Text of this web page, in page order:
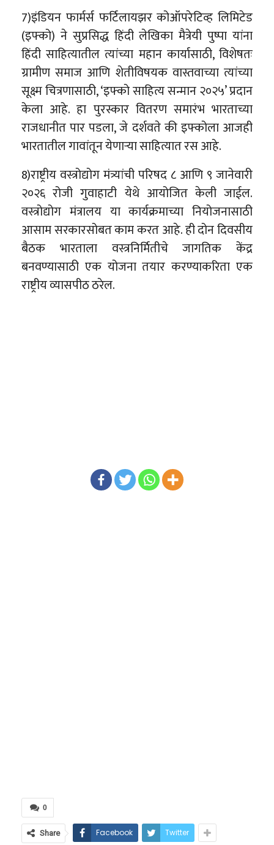
7)इंडियन फार्मर्स फर्टिलायझर कोऑपरेटिव्ह लिमिटेड
(इफ्को) ने सुप्रसिद्ध हिंदी लेखिका मैत्रेयी पुष्पा यांना
हिंदी साहित्यातील त्यांच्या महान कार्यासाठी, विशेषतः
ग्रामीण समाज आणि शेतीविषयक वास्तवाच्या त्यांच्या
सूक्ष्म चित्रणासाठी, ‘इफ्को साहित्य सन्मान २०२५’ प्रदान
केला आहे. हा पुरस्कार वितरण समारंभ भारताच्या
राजधानीत पार पडला, जे दर्शवते की इफ्कोला आजही
भारतातील गावांतून येणाऱ्या साहित्यात रस आहे.
8)राष्ट्रीय वस्त्रोद्योग मंत्र्यांची परिषद ८ आणि ९ जानेवारी
२०२६ रोजी गुवाहाटी येथे आयोजित केली जाईल.
वस्त्रोद्योग मंत्रालय या कार्यक्रमाच्या नियोजनासाठी
आसाम सरकारसोबत काम करत आहे. ही दोन दिवसीय
बैठक भारताला वस्त्रनिर्मितीचे जागतिक केंद्र
बनवण्यासाठी एक योजना तयार करण्याकरिता एक
राष्ट्रीय व्यासपीठ ठरेल.
0
Share Facebook Twitter